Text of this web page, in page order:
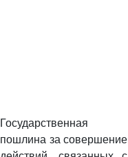
Государственная
пошлина за совершение